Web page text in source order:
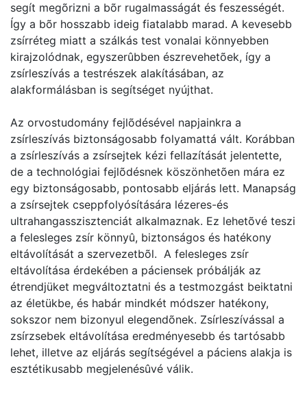
segít megõrizni a bõr rugalmasságát és feszességét.
Így a bõr hosszabb ideig fiatalabb marad. A kevesebb
zsírréteg miatt a szálkás test vonalai könnyebben
kirajzolódnak, egyszerûbben észrevehetõek, így a
zsírleszívás a testrészek alakításában, az
alakformálásban is segítséget nyújthat.
Az orvostudomány fejlõdésével napjainkra a
zsírleszívás biztonságosabb folyamattá vált. Korábban
a zsírleszívás a zsírsejtek kézi fellazítását jelentette,
de a technológiai fejlõdésnek köszönhetõen mára ez
egy biztonságosabb, pontosabb eljárás lett. Manapság
a zsírsejtek cseppfolyósítására lézeres-és
ultrahangasszisztenciát alkalmaznak. Ez lehetõvé teszi
a felesleges zsír könnyû, biztonságos és hatékony
eltávolítását a szervezetbõl. A felesleges zsír
eltávolítása érdekében a páciensek próbálják az
étrendjüket megváltoztatni és a testmozgást beiktatni
az életükbe, és habár mindkét módszer hatékony,
sokszor nem bizonyul elegendõnek. Zsírleszívással a
zsírzsebek eltávolítása eredményesebb és tartósabb
lehet, illetve az eljárás segítségével a páciens alakja is
esztétikusabb megjelenésûvé válik.